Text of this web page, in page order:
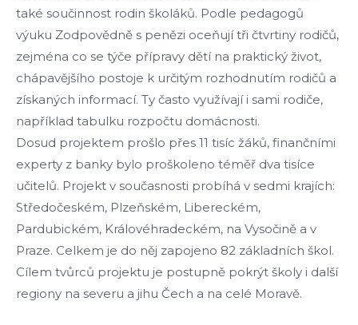
také součinnost rodin školáků. Podle pedagogů
výuku Zodpovědně s penězi oceňují tři čtvrtiny rodičů,
zejména co se týče přípravy dětí na praktický život,
chápavějšího postoje k určitým rozhodnutím rodičů a
získaných informací. Ty často využívají i sami rodiče,
například tabulku rozpočtu domácnosti.
Dosud projektem prošlo přes 11 tisíc žáků, finančními
experty z banky bylo proškoleno téměř dva tisíce
učitelů. Projekt v současnosti probíhá v sedmi krajích:
Středočeském, Plzeňském, Libereckém,
Pardubickém, Královéhradeckém, na Vysočině a v
Praze. Celkem je do něj zapojeno 82 základních škol.
Cílem tvůrců projektu je postupně pokrýt školy i další
regiony na severu a jihu Čech a na celé Moravě.